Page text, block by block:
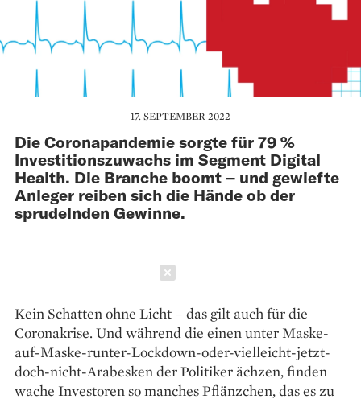
17. SEPTEMBER 2022
Die Coronapandemie sorgte für 79 %
Investitionszuwachs im Segment Digital
Health. Die Branche boomt – und gewiefte
Anleger reiben sich die Hände ob der
sprudelnden Gewinne.
Kein Schatten ohne Licht – das gilt auch für die
Coronakrise. Und während die einen unter Maske-
auf-Maske-runter-Lockdown-oder-vielleicht-jetzt-
doch-nicht-Arabesken der Politiker ächzen, finden
wache Investoren so manches Pflänzchen, das es zu